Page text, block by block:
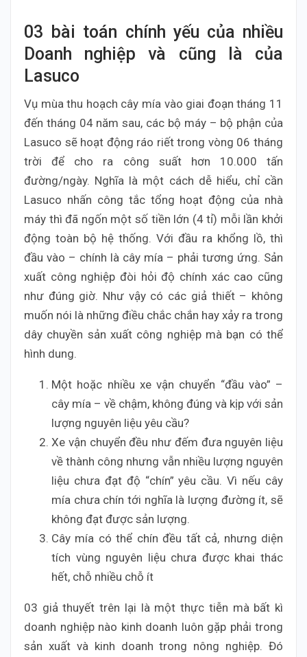
03 bài toán chính yếu của nhiều
Doanh nghiệp và cũng là của
Lasuco
Vụ mùa thu hoạch cây mía vào giai đoạn tháng 11
đến tháng 04 năm sau, các bộ máy – bộ phận của
Lasuco sẽ hoạt động ráo riết trong vòng 06 tháng
trời để cho ra công suất hơn 10.000 tấn
đường/ngày. Nghĩa là một cách dễ hiểu, chỉ cần
Lasuco nhấn công tắc tổng hoạt động của nhà
máy thì đã ngốn một số tiền lớn (4 tỉ) mỗi lần khởi
động toàn bộ hệ thống. Với đầu ra khổng lồ, thì
đầu vào – chính là cây mía – phải tương ứng. Sản
xuất công nghiệp đòi hỏi độ chính xác cao cũng
như đúng giờ. Như vậy có các giả thiết – không
muốn nói là những điều chắc chắn hay xảy ra trong
dây chuyền sản xuất công nghiệp mà bạn có thể
hình dung.
Một hoặc nhiều xe vận chuyển “đầu vào” –
cây mía – về chậm, không đúng và kịp với sản
lượng nguyên liệu yêu cầu?
Xe vận chuyển đều như đếm đưa nguyên liệu
về thành công nhưng vẫn nhiều lượng nguyên
liệu chưa đạt độ “chín” yêu cầu. Vì nếu cây
mía chưa chín tới nghĩa là lượng đường ít, sẽ
không đạt được sản lượng.
Cây mía có thể chín đều tất cả, nhưng diện
tích vùng nguyên liệu chưa được khai thác
hết, chỗ nhiều chỗ ít
03 giả thuyết trên lại là một thực tiễn mà bất kì
doanh nghiệp nào kinh doanh luôn gặp phải trong
sản xuất và kinh doanh trong nông nghiệp. Đó